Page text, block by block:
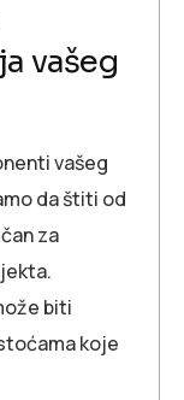
vašeg
vašeg
da štiti od
za
biti
koje